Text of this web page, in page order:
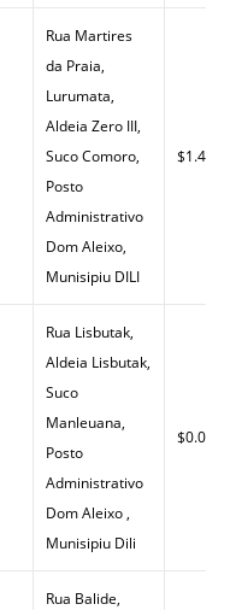
Rua Martires
da Praia,
Lurumata,
Aldeia Zero III,
Suco Comoro,
Posto
Administrativo
Dom Aleixo,
Munisipiu DILI
$1.40
Rua Lisbutak,
Aldeia Lisbutak,
Suco
Manleuana,
Posto
Administrativo
Dom Aleixo ,
Munisipiu Dili
$0.00
Rua Balide,